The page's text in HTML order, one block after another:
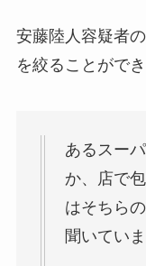
安藤陸人容疑者
を絞ることがで
あるスー
か、店で
はそちら
聞いていま